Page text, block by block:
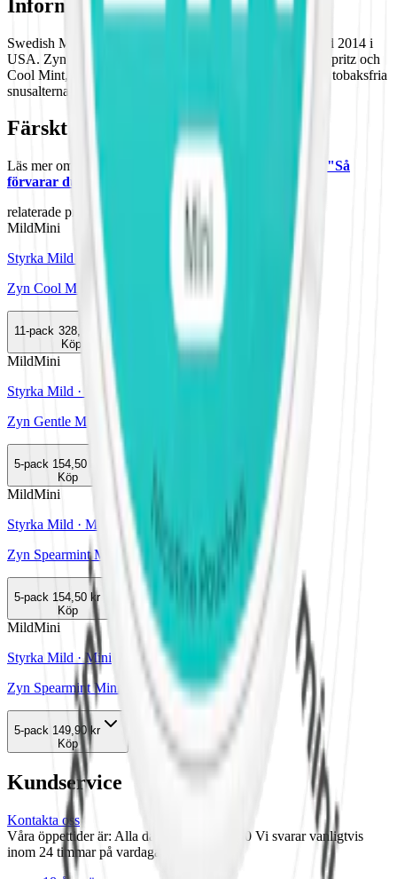
Information om varumärket Zyn
Swedish Matchs
, lanserad 2014 i
USA. Zyn erbjuder smaker som Violet Licorice, Lemon Spritz och
Cool Mint, med nikotinstyrkor från milda till starka. Detta tobaksfria
snusalternativ finns nu i både mini- och slimformat.
Färskt vitt snus
Läs mer om hur du förvarar Zyn Cool Mint Mini Strong: "Så
förvarar du snuset rätt"
relaterade produkter
MildMini
Styrka Mild · Mini
Zyn Cool Mint Mini 2
11-pack 328,90 kr
Köp
MildMini
Styrka Mild · Mini
Zyn Gentle Mint Mini 1
5-pack 154,50 kr
Köp
MildMini
Styrka Mild · Mini
Zyn Spearmint Mini 2
5-pack 154,50 kr
Köp
MildMini
Styrka Mild · Mini
Zyn Spearmint Mini 1
5-pack 149,90 kr
Köp
Kundservice
Kontakta oss
Våra öppettider är: Alla dagar 08:00 - 18:00 Vi svarar vanligtvis
inom 24 timmar på vardagar.